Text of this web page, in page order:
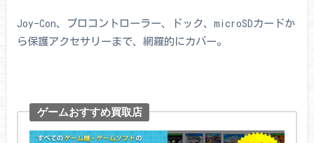
Joy-Con、プロコントローラー、ドック、microSDカードか
ら保護アクセサリーまで、網羅的にカバー。
ゲームおすすめ買取店